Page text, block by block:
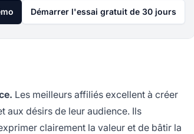
Démarrer l'essai gratuit de 30 jours
Les meilleurs affiliés excellent à créer
aux désirs de leur audience. Ils
clairement la valeur et de bâtir la